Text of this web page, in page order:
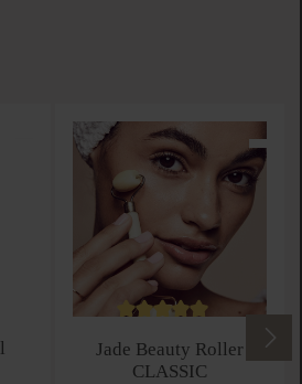
Bewertung von 5 von 5 Sternen
Durchschnittliche
Jade Beauty Roller
CLASSIC